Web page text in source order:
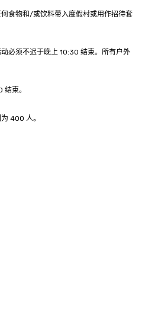
you sit
more
convivial
ideal for
many
ideal
event.
Booking
you to
care
is
you
Just
and food
食物和/或饮料带入度假村或用作招待套
必须不迟于晚上 10:30 结束。所有户外
束。